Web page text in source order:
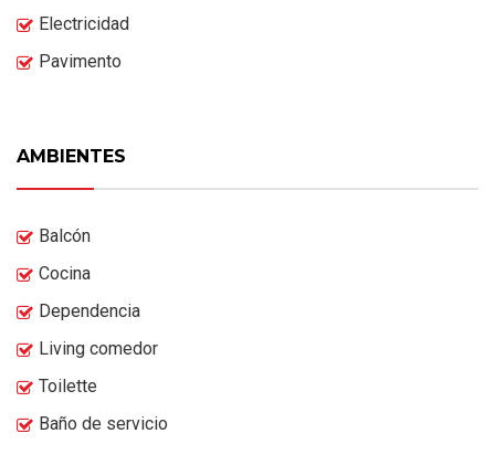
Electricidad
Pavimento
AMBIENTES
Balcón
Cocina
Dependencia
Living comedor
Toilette
Baño de servicio